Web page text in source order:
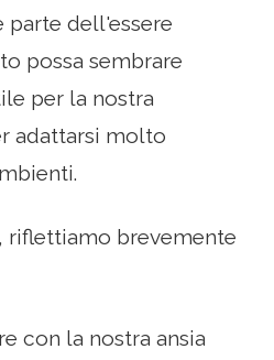
parte dell'essere
possa sembrare
per la nostra
adattarsi molto
riflettiamo brevemente
con la nostra ansia